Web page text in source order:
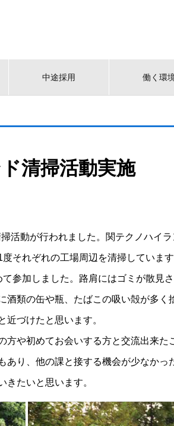
中途採用 働く環
清掃活動実施
活動が行われました。関テクノハイ
それぞれの工場周辺を清掃しています
参加しました。路肩にはゴミが散見
酒類の缶や瓶、たばこの吸い殻が多く
近づけたと思います。
方や初めてお会いする方と交流出来た
あり、他の課と接する機会が少なかっ
きたいと思います。